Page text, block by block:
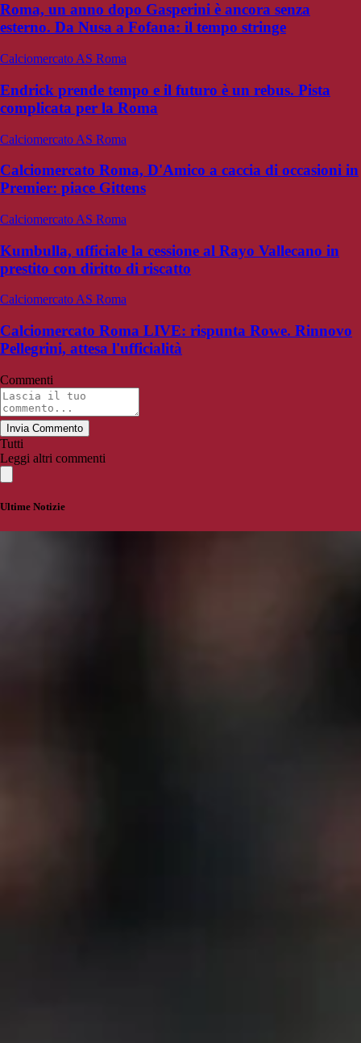
Roma, un anno dopo Gasperini è ancora senza
esterno. Da Nusa a Fofana: il tempo stringe
Calciomercato AS Roma
Endrick prende tempo e il futuro è un rebus. Pista
complicata per la Roma
Calciomercato AS Roma
Calciomercato Roma, D'Amico a caccia di occasioni in
Premier: piace Gittens
Calciomercato AS Roma
Kumbulla, ufficiale la cessione al Rayo Vallecano in
prestito con diritto di riscatto
Calciomercato AS Roma
Calciomercato Roma LIVE: rispunta Rowe. Rinnovo
Pellegrini, attesa l'ufficialità
Commenti
Invia Commento
Tutti
Leggi altri commenti
Ultime Notizie